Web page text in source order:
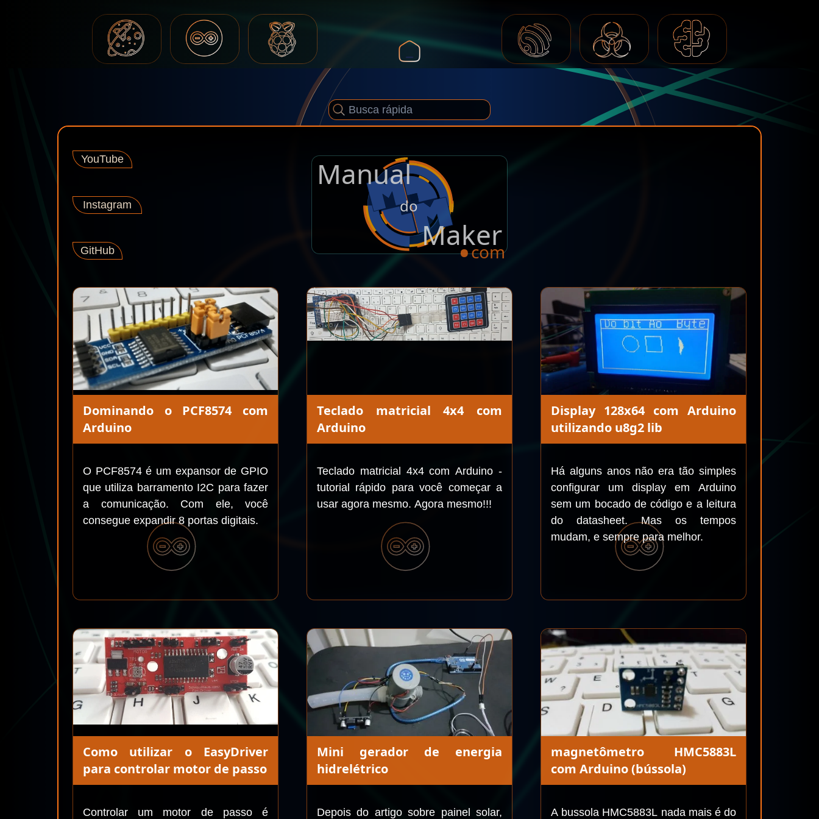
Manual
do
Maker
.com
Dominando o PCF8574 com
Arduino
O PCF8574 é um expansor de GPIO
que utiliza barramento I2C para fazer
a comunicação. Com ele, você
consegue expandir 8 portas digitais.
Teclado matricial 4x4 com
Arduino
Teclado matricial 4x4 com Arduino -
tutorial rápido para você começar a
usar agora mesmo. Agora mesmo!!!
Display 128x64 com Arduino
utilizando u8g2 lib
Há alguns anos não era tão simples
configurar um display em Arduino
sem um bocado de código e a leitura
do datasheet. Mas os tempos
mudam, e sempre para melhor.
Como utilizar o EasyDriver
para controlar motor de passo
Controlar um motor de passo é
Mini gerador de energia
hidrelétrico
Depois do artigo sobre painel solar,
magnetômetro HMC5883L
com Arduino (bússola)
A bussola HMC5883L nada mais é do
YouTube
Instagram
GitHub